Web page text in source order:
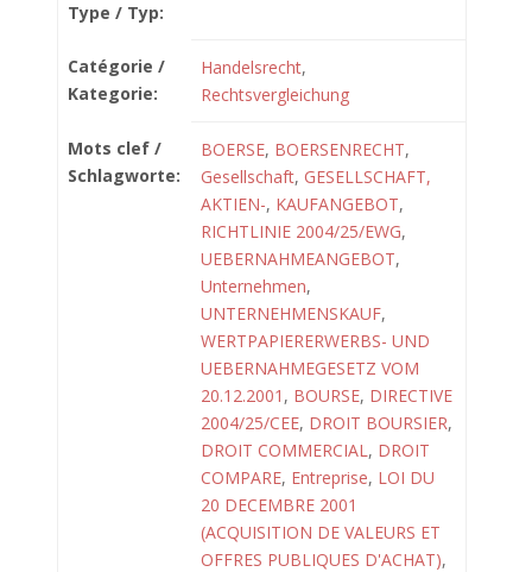
Type / Typ:
Catégorie /
Kategorie:
Handelsrecht,
Rechtsvergleichung
Mots clef /
Schlagworte:
BOERSE, BOERSENRECHT,
Gesellschaft, GESELLSCHAFT,
AKTIEN-, KAUFANGEBOT,
RICHTLINIE 2004/25/EWG,
UEBERNAHMEANGEBOT,
Unternehmen,
UNTERNEHMENSKAUF,
WERTPAPIERERWERBS- UND
UEBERNAHMEGESETZ VOM
20.12.2001 , BOURSE, DIRECTIVE
2004/25/CEE, DROIT BOURSIER,
DROIT COMMERCIAL, DROIT
COMPARE, Entreprise, LOI DU
20 DECEMBRE 2001
(ACQUISITION DE VALEURS ET
OFFRES PUBLIQUES D'ACHAT),